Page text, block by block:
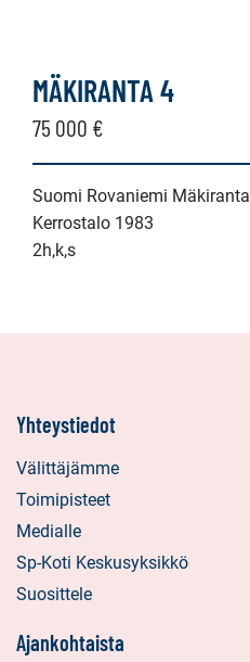
MÄKIRANTA 4
75 000 €
Suomi Rovaniemi Mäkiranta
Kerrostalo 1983
2h,k,s
Yhteystiedot
Välittäjämme
Toimipisteet
Medialle
Sp-Koti Keskusyksikkö
Suosittele
Ajankohtaista